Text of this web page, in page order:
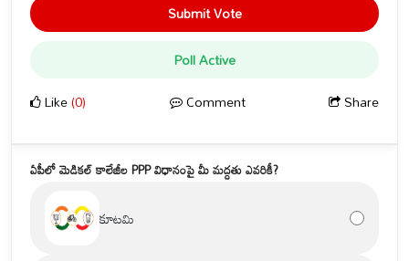
Submit Vote
Poll Active
Like(0) Comment Share
ఏపీలో మెడికల్ కాలేజీల PPP విధానంపై మీ మద్దతు ఎవరికీ?
కూటమి